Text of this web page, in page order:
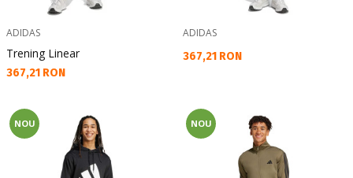
ADIDAS
Trening Linear
Текуща цена:
367,21 RON
ADIDAS
Текуща цена:
367,21 RON
NOU NOU